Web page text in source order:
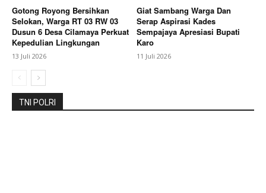
My account
Bagikan Artikel
Berita Lainnya
Peresmian Jembatan Perintis Garuda, Sinergi TNI-
Polri Dukung Pembangunan
Gotong Royong Bersihkan
Selokan, Warga RT 03 RW 03
Dusun 6 Desa Cilamaya Perkuat
Kepedulian Lingkungan
13 Juli 2026
Giat Sambang Warga Dan
Serap Aspirasi Kades
Sempajaya Apresiasi Bupati
Karo
11 Juli 2026
TNI POLRI